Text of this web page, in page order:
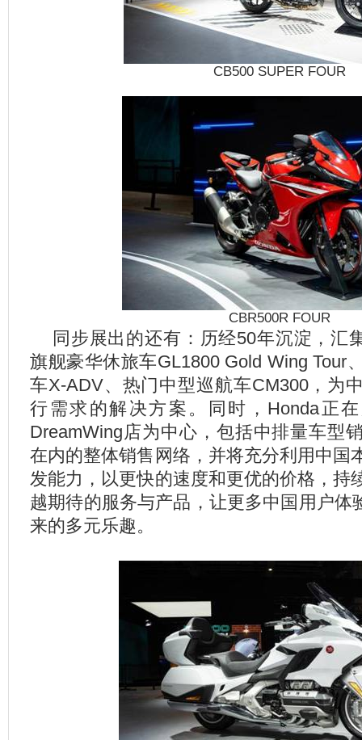
CB500 SUPER FOUR
CBR500R FOUR
同步展出的还有：历经50年沉淀，汇
旗舰豪华休旅车GL1800 Gold Wing Tour
车X-ADV、热门中型巡航车CM300，为
行需求的解决方案。同时，Honda正
DreamWing店为中心，包括中排量车型
在内的整体销售网络，并将充分利用中国
发能力，以更快的速度和更优的价格，持
越期待的服务与产品，让更多中国用户体
来的多元乐趣。